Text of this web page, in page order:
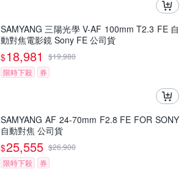
SAMYANG 三陽光學 V-AF 100mm T2.3 FE 自
動對焦電影鏡 Sony FE 公司貨
$18,981 $19,980
限時下殺
券
SAMYANG AF 24-70mm F2.8 FE FOR SONY
自動對焦 公司貨
$25,555 $26,900
限時下殺
券